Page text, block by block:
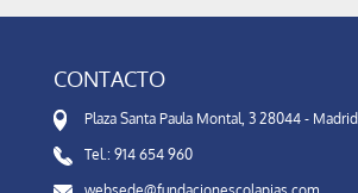
CONTACTO
Plaza Santa Paula Montal, 3 28044 - Madrid
Tel.: 914 654 960